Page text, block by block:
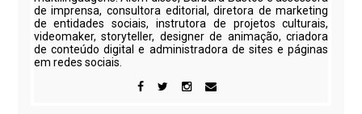
de imprensa, consultora editorial, diretora de marketing
de entidades sociais, instrutora de projetos culturais,
videomaker, storyteller, designer de animação, criadora
de conteúdo digital e administradora de sites e páginas
em redes sociais.